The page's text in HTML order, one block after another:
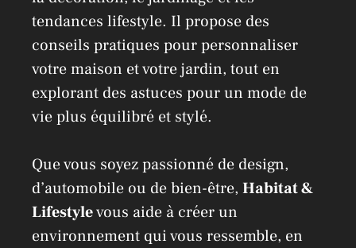
tendances lifestyle. Il propose des
conseils pratiques pour personnaliser
votre maison et votre jardin, tout en
explorant des astuces pour un mode de
vie plus équilibré et stylé.
Que vous soyez passionné de design,
d’automobile ou de bien-être, Habitat &
Lifestylevous aide à créer un
environnement qui vous ressemble, en